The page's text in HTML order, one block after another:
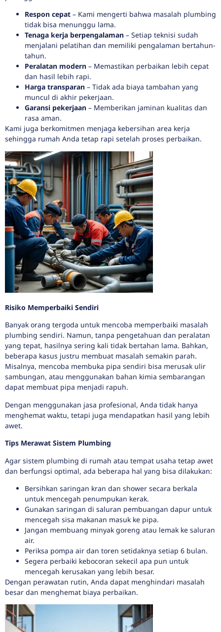
Respon cepat – Kami mengerti bahwa masalah plumbing
tidak bisa menunggu lama.
Tenaga kerja berpengalaman – Setiap teknisi sudah
menjalani pelatihan dan memiliki pengalaman bertahun-
tahun.
Peralatan modern – Memastikan perbaikan lebih cepat
dan hasil lebih rapi.
Harga transparan – Tidak ada biaya tambahan yang
muncul di akhir pekerjaan.
Garansi pekerjaan – Memberikan jaminan kualitas dan
rasa aman.
Kami juga berkomitmen menjaga kebersihan area kerja
sehingga rumah Anda tetap rapi setelah proses perbaikan.
Risiko Memperbaiki Sendiri
Banyak orang tergoda untuk mencoba memperbaiki masalah
plumbing sendiri. Namun, tanpa pengetahuan dan peralatan
yang tepat, hasilnya sering kali tidak bertahan lama. Bahkan,
beberapa kasus justru membuat masalah semakin parah.
Misalnya, mencoba membuka pipa sendiri bisa merusak ulir
sambungan, atau menggunakan bahan kimia sembarangan
dapat membuat pipa menjadi rapuh.
Dengan menggunakan jasa profesional, Anda tidak hanya
menghemat waktu, tetapi juga mendapatkan hasil yang lebih
awet.
Tips Merawat Sistem Plumbing
Agar sistem plumbing di rumah atau tempat usaha tetap awet
dan berfungsi optimal, ada beberapa hal yang bisa dilakukan:
Bersihkan saringan kran dan shower secara berkala
untuk mencegah penumpukan kerak.
Gunakan saringan di saluran pembuangan dapur untuk
mencegah sisa makanan masuk ke pipa.
Jangan membuang minyak goreng atau lemak ke saluran
air.
Periksa pompa air dan toren setidaknya setiap 6 bulan.
Segera perbaiki kebocoran sekecil apa pun untuk
mencegah kerusakan yang lebih besar.
Dengan perawatan rutin, Anda dapat menghindari masalah
besar dan menghemat biaya perbaikan.